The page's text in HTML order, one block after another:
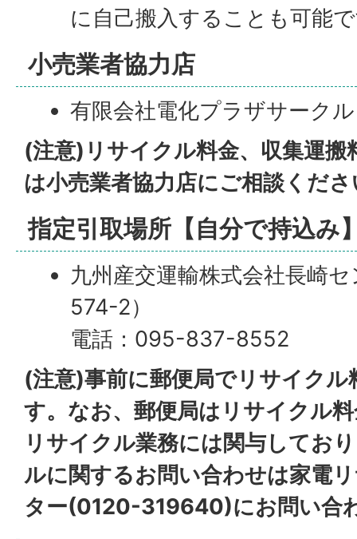
に自己搬入することも可能
小売業者協力店
有限会社電化プラザサーク
(注意)リサイクル料金、収集運
は小売業者協力店にご相談くだ
指定引取場所【自分で持込み
九州産交運輸株式会社長崎
574-2）
電話：095-837-8552
(注意)事前に郵便局でリサイク
す。なお、郵便局はリサイクル
リサイクル業務には関与してお
ルに関するお問い合わせは家電
ター(0120-319640)にお問い合